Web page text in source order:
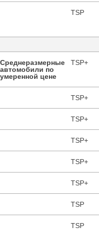
TSP
Среднеразмерные
автомобили по
умеренной цене
TSP+
TSP+
TSP+
TSP+
TSP+
TSP+
TSP
TSP